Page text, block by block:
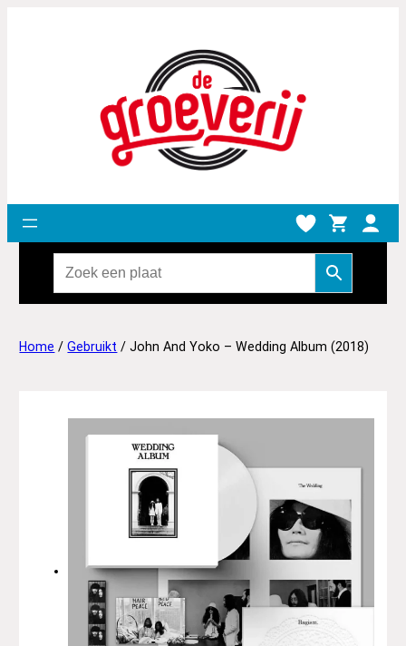
Home /Gebruikt / John And Yoko – Wedding Album (2018)